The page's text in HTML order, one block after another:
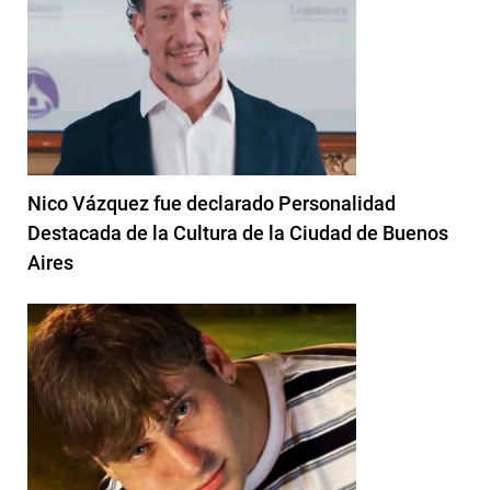
Nico Vázquez fue declarado Personalidad
Destacada de la Cultura de la Ciudad de Buenos
Aires